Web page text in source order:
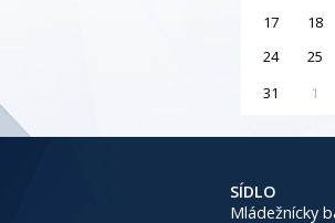
17
18
24
25
31
1
SÍDLO
Mládežnícky